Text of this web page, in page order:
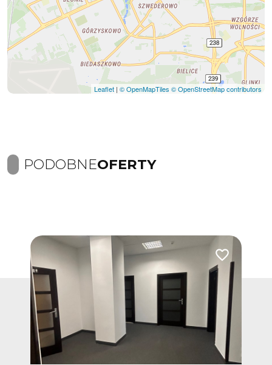
Leaflet | © OpenMapTiles © OpenStreetMap contributors
PODOBNEOFERTY
Dodaj do ulubionych Dodaj do